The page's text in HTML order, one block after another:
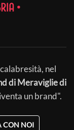
nel
di Meraviglie di
un brand".
CON NOI